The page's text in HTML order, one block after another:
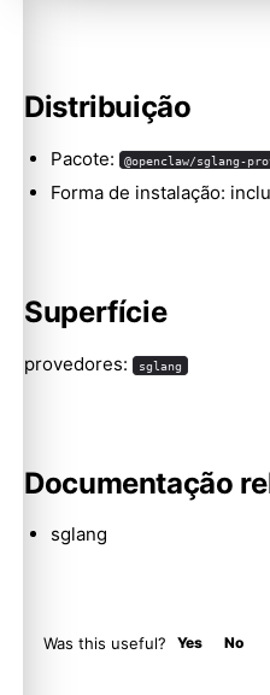
Distribuição
Pacote: @openclaw/sglang-
Forma de instalação:
Superfície
provedores: sglang
Documentação
sglang
Was this useful? Yes No